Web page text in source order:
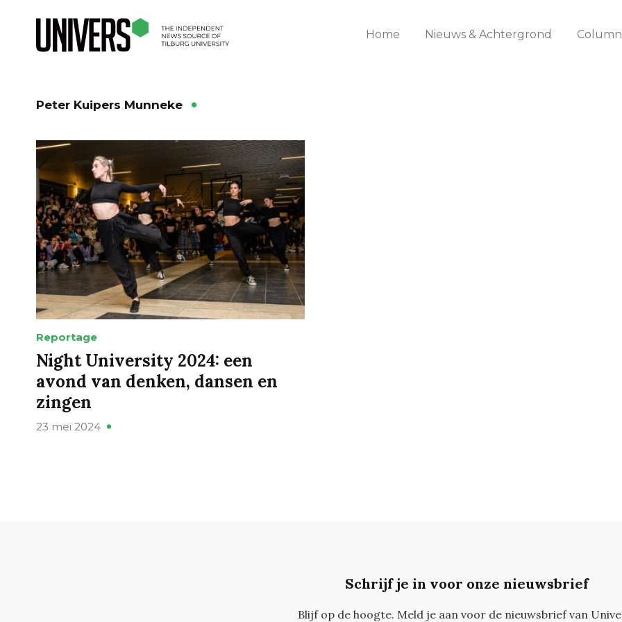
Home Nieuws & Achtergrond
Peter Kuipers Munneke
Reportage
Night University 2024: een
avond van denken, dansen en
zingen
23 mei 2024
Schrijf je in voor onze nieuwsbrief
Blijf op de hoogte. Meld je aan voor de nieuwsbrief van